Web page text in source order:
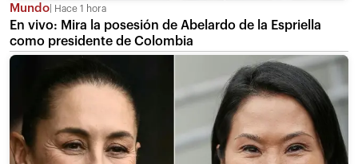
Mundo Hace 1 hora
En vivo: Mira la posesión de Abelardo de la Espriella
como presidente de Colombia